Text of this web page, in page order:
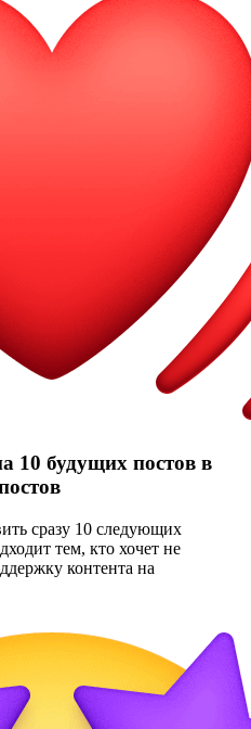
10 будущих постов в
сразу 10 следующих
тем, кто хочет не
контента на